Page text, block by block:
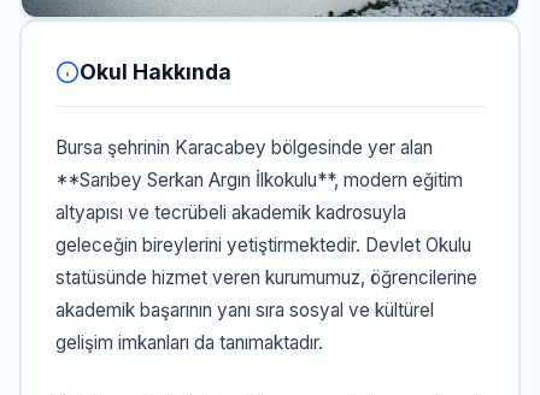
Okul Hakkında
Bursa şehrinin Karacabey bölgesinde yer alan
**Sarıbey Serkan Argın İlkokulu**, modern eğitim
altyapısı ve tecrübeli akademik kadrosuyla
geleceğin bireylerini yetiştirmektedir. Devlet Okulu
statüsünde hizmet veren kurumumuz, öğrencilerine
akademik başarının yanı sıra sosyal ve kültürel
gelişim imkanları da tanımaktadır.